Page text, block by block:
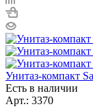
Унитаз-компакт
Есть в наличии
Арт.: 3370